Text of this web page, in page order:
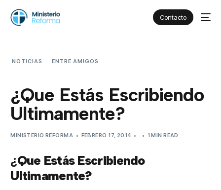
Contacto
NOTICIAS ENTRE AMIGOS
¿Que Estás Escribiendo
Ultimamente?
MINISTERIO REFORMA FEBRERO 17, 2014 1 MIN READ
¿Que Estás Escribiendo
Ultimamente?